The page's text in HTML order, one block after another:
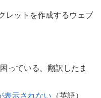
レットを作成するウェブ
っている。翻訳したま
表示されない （英語）